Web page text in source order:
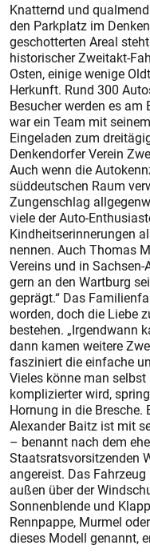
Knatternd und
den Parkplatz im
geschotterten Areal
historischer Zweitakt-
Osten, einige wenige
Herkunft. Rund 300
Besucher werden es am
war ein Team mit
Eingeladen zum
Denkendorfer Verein
Auch wenn die
süddeutschen Raum
Zungenschlag
viele der Auto-
Kindheitserinnerungen
nennen. Auch Thomas
Vereins und in
gern an den Wartburg
geprägt.“ Das
worden, doch die Liebe
bestehen. „Irgendwann
dann kamen weitere
fasziniert die einfache
Vieles könne man
komplizierter wird,
Hornung in die Bresche.
Alexander Baitz ist mit
– benannt nach dem
Staatsratsvorsitzenden
angereist. Das
außen über der
Sonnenblende und
Rennpappe, Murmel
dieses Modell genannt,